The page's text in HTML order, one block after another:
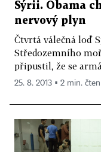
Sýrii. Obama
nervový plyn
Čtvrtá válečná loď
Středozemního
připustil, že se
25. 8. 2013 ▪ 2 min.